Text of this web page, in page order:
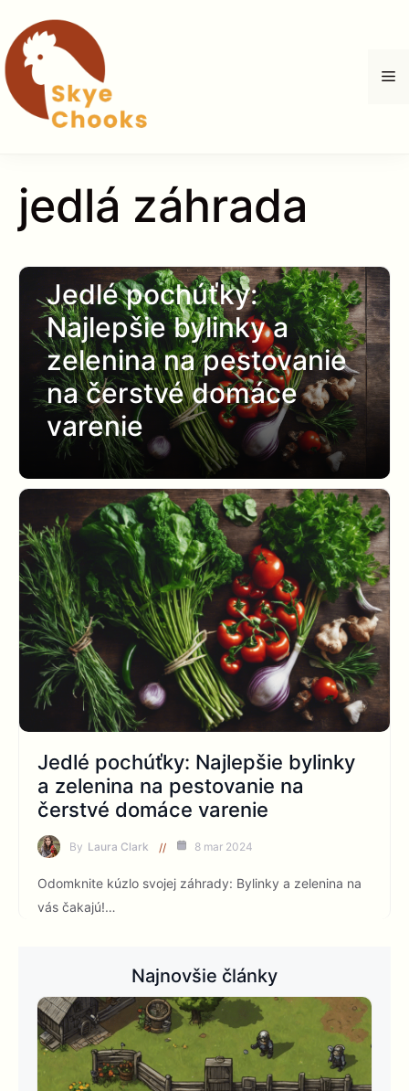
na
obsah
jedlá záhrada
Jedlé pochúťky:
Najlepšie bylinky a
zelenina na pestovanie
na čerstvé domáce
varenie
Jedlé pochúťky: Najlepšie bylinky
a zelenina na pestovanie na
čerstvé domáce varenie
By Laura Clark 8 mar 2024
Odomknite kúzlo svojej záhrady: Bylinky a zelenina na
vás čakajú!…
Najnovšie články